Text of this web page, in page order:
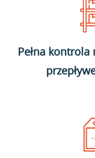
Pełna